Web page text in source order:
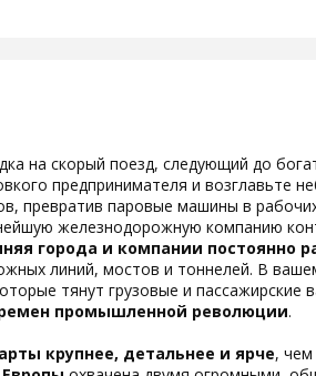
на скорый поезд, следующий до
предпринимателя и возглавьте
превратив паровые машины в
железнодорожную компанию
города и компании постоянно
линий, мостов и тоннелей. В
тянут грузовые и пассажирские
промышленной революции.
крупнее, детальнее и ярче, чем